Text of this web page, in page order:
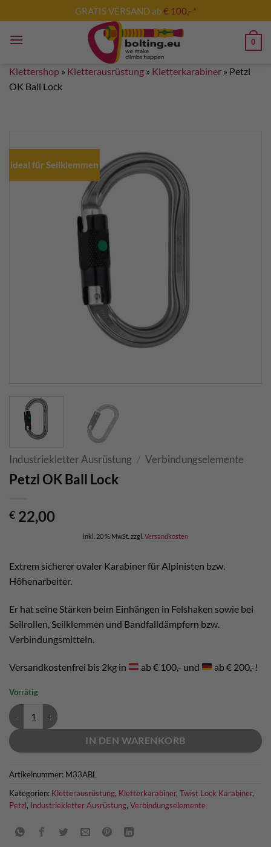
Inhalt
springen
GRATIS VERSAND ab€ 100,- *
0
Klettershop » Kletterausrüstung » Kletterkarabiner » Petzl
OK Ball Lock
ideal für Seilklemmen
Industriekletter Ausrüstung / Verbindungselemente
Petzl OK Ball Lock
€ 22,00
inkl. 20 % MwSt. zzgl. Versandkosten
Extrem sicherer ovaler Karabiner für Alpinisten bzw.
Höhenarbeiter.
Er hat seine Stärken beim Einhängen in Felshaken sowie bei
Seilrollen, Seilklemmen und Bandfalldämpfern bzw.
Verbindungsmitteln.
Versandkostenfrei bis 2kg in ab € 100,- und ab € 200,-!
Vorrätig
Petzl OK Ball Lock Menge
IN DEN WARENKORB
Artikelnummer: M33ABL
Kategorien: Kletterausrüstung, Kletterkarabiner, Twist Lock Karabiner,
Petzl, Industriekletter Ausrüstung, Verbindungselemente